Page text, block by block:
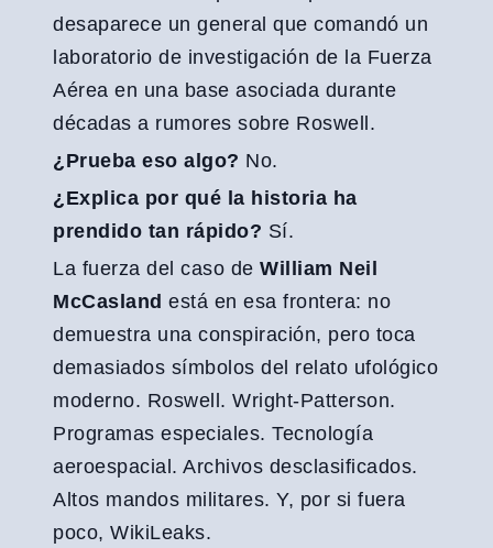
desaparece un general que comandó un
laboratorio de investigación de la Fuerza
Aérea en una base asociada durante
décadas a rumores sobre Roswell.
¿Prueba eso algo? No.
¿Explica por qué la historia ha
prendido tan rápido? Sí.
La fuerza del caso de William Neil
McCasland está en esa frontera: no
demuestra una conspiración, pero toca
demasiados símbolos del relato ufológico
moderno. Roswell. Wright-Patterson.
Programas especiales. Tecnología
aeroespacial. Archivos desclasificados.
Altos mandos militares. Y, por si fuera
poco, WikiLeaks.